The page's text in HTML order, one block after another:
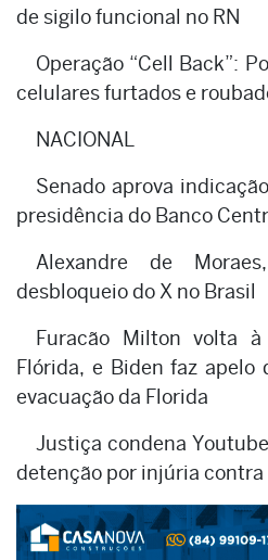
de sigilo funcional no RN
Operação “Cell Back”:
celulares furtados e
NACIONAL
Senado aprova
presidência do Banco
Alexandre de
desbloqueio do X no Brasil
Furacão Milton volta
Flórida, e Biden faz
evacuação da Florida
Justiça condena
detenção por injúria contra